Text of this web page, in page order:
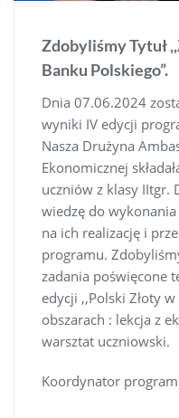
Zdobyliśmy Tytuł
Banku Polskiego”.
Dnia 07.06.2024
wyniki IV edycji
Nasza Drużyna
Ekonomicznej
uczniów z klasy IItgr.
wiedzę do wykonania
na ich realizację i
programu.
zadania poświęcone
edycji ,,Polski Złoty
obszarach : lekcja z
warsztat uczniowski.
Koordynator